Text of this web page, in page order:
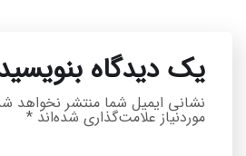
یک دیدگاه
نشانی ایمیل شما منتشر نخواهد
موردنیاز علامت‌گذاری شده‌اند *